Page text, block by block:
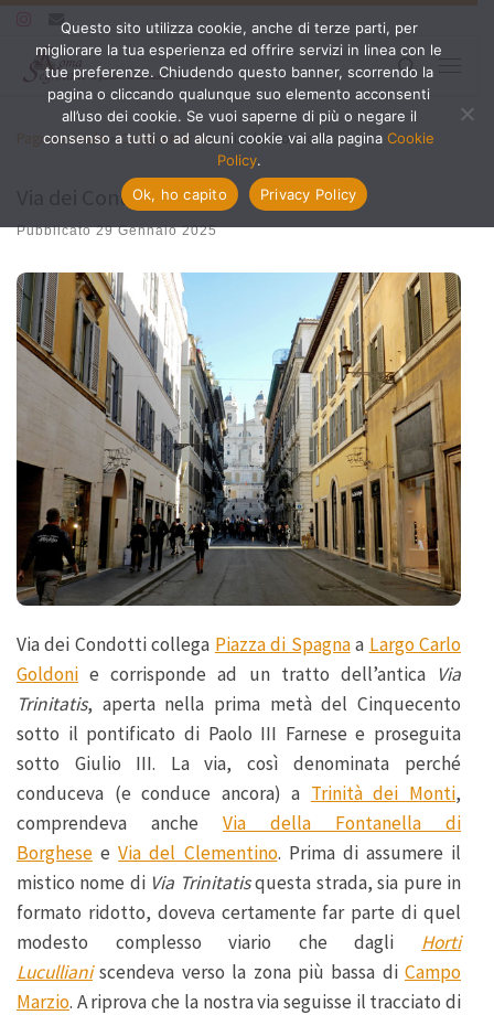
Passa al contenuto
Search
Pagina iniziale »Campo Marzio » Via dei Condotti
Via dei Condotti
Pubblicato29 Gennaio 2025
Via dei Condotti collega Piazza di Spagnaa Largo Carlo
Goldoni e corrisponde ad un tratto dell’antica Via
Trinitatis, aperta nella prima metà del Cinquecento
sotto il pontificato di Paolo III Farnese e proseguita
sotto Giulio III. La via, così denominata perché
conduceva (e conduce ancora) a Trinità dei Monti,
comprendeva anche Via della Fontanella di
Borghese eVia del Clementino. Prima di assumere il
mistico nome di Via Trinitatisquesta strada, sia pure in
formato ridotto, doveva certamente far parte di quel
modesto complesso viario che dagli Horti
Luculliani scendeva verso la zona più bassa di Campo
Marzio. A riprova che la nostra via seguisse il tracciato di
Questo sito utilizza cookie, anche di terze parti, per
migliorare la tua esperienza ed offrire servizi in linea con le
tue preferenze. Chiudendo questo banner, scorrendo la
pagina o cliccando qualunque suo elemento acconsenti
all’uso dei cookie. Se vuoi saperne di più o negare il
consenso a tutti o ad alcuni cookie vai alla pagina Cookie
Policy.
Ok, ho capito
Privacy Policy